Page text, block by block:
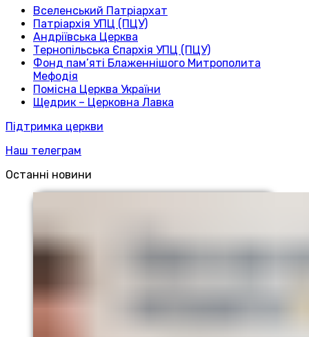
Вселенський Патріархат
Патріархія УПЦ (ПЦУ)
Андріївська Церква
Тернопільська Єпархія УПЦ (ПЦУ)
Фонд пам’яті Блаженнішого Митрополита
Мефодія
Помісна Церква України
Щедрик – Церковна Лавка
Підтримка церкви
Наш телеграм
Останні новини